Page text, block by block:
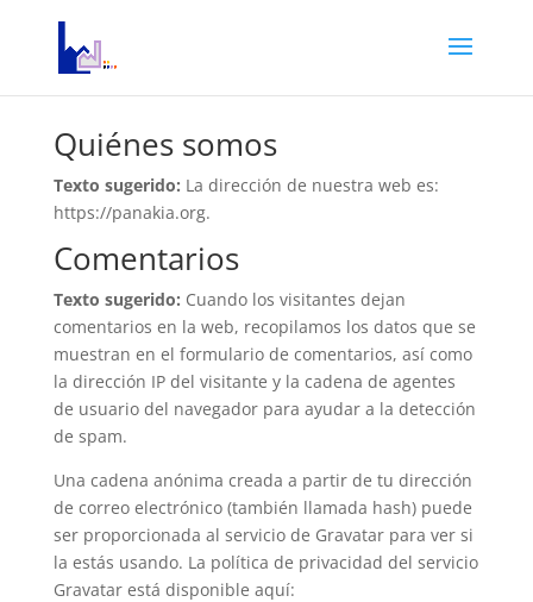
Quiénes somos
Texto sugerido: La dirección de nuestra web es:
https://panakia.org.
Comentarios
Texto sugerido: Cuando los visitantes dejan
comentarios en la web, recopilamos los datos que se
muestran en el formulario de comentarios, así como
la dirección IP del visitante y la cadena de agentes
de usuario del navegador para ayudar a la detección
de spam.
Una cadena anónima creada a partir de tu dirección
de correo electrónico (también llamada hash) puede
ser proporcionada al servicio de Gravatar para ver si
la estás usando. La política de privacidad del servicio
Gravatar está disponible aquí: